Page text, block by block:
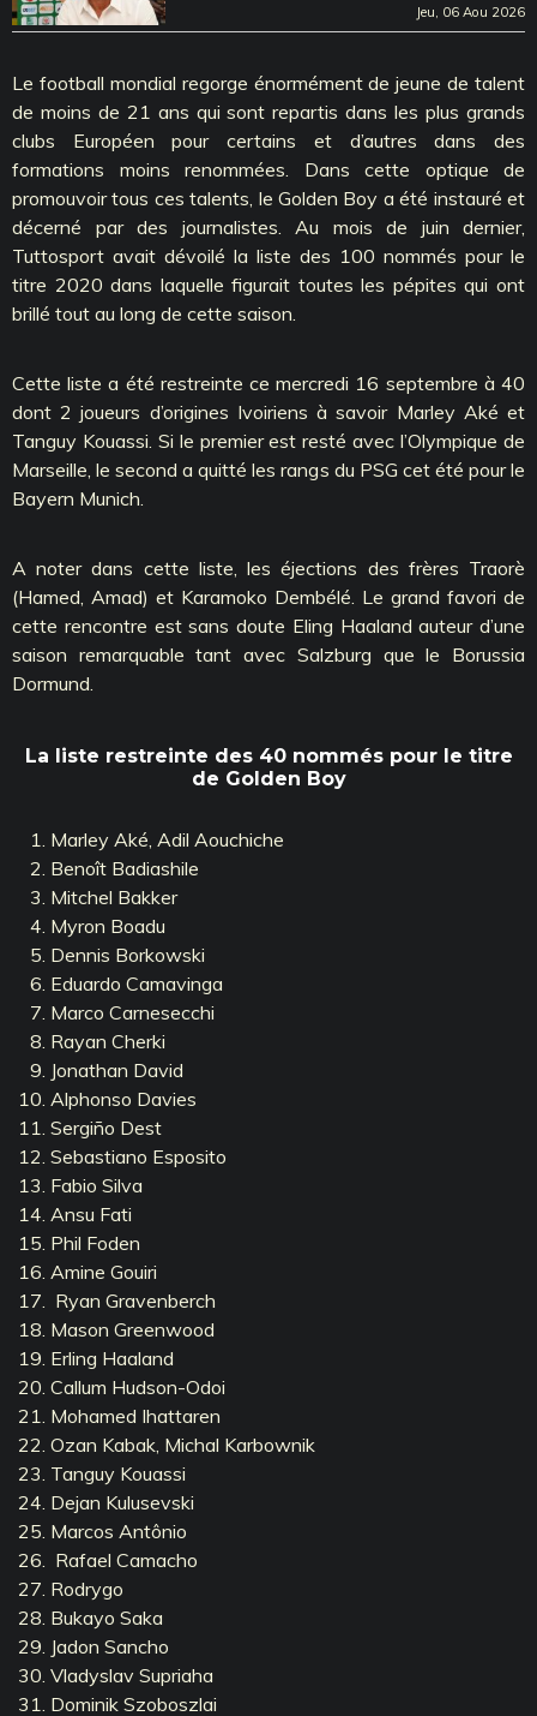
Jeu, 06 Aou 2026
Le football mondial regorge énormément de jeune de talent
de moins de 21 ans qui sont repartis dans les plus grands
clubs Européen pour certains et d’autres dans des
formations moins renommées. Dans cette optique de
promouvoir tous ces talents, le Golden Boy a été instauré et
décerné par des journalistes. Au mois de juin dernier,
Tuttosport avait dévoilé la liste des 100 nommés pour le
titre 2020 dans laquelle figurait toutes les pépites qui ont
brillé tout au long de cette saison.
Cette liste a été restreinte ce mercredi 16 septembre à 40
dont 2 joueurs d’origines Ivoiriens à savoir Marley Aké et
Tanguy Kouassi. Si le premier est resté avec l’Olympique de
Marseille, le second a quitté les rangs du PSG cet été pour le
Bayern Munich.
A noter dans cette liste, les éjections des frères Traorè
(Hamed, Amad) et Karamoko Dembélé. Le grand favori de
cette rencontre est sans doute Eling Haaland auteur d’une
saison remarquable tant avec Salzburg que le Borussia
Dormund.
La liste restreinte des 40 nommés pour le titre
de Golden Boy
Marley Aké, Adil Aouchiche
Benoît Badiashile
Mitchel Bakker
Myron Boadu
Dennis Borkowski
Eduardo Camavinga
Marco Carnesecchi
Rayan Cherki
Jonathan David
Alphonso Davies
Sergiño Dest
Sebastiano Esposito
Fabio Silva
Ansu Fati
Phil Foden
Amine Gouiri
Ryan Gravenberch
Mason Greenwood
Erling Haaland
Callum Hudson-Odoi
Mohamed Ihattaren
Ozan Kabak, Michal Karbownik
Tanguy Kouassi
Dejan Kulusevski
Marcos Antônio
Rafael Camacho
Rodrygo
Bukayo Saka
Jadon Sancho
Vladyslav Supriaha
Dominik Szoboszlai